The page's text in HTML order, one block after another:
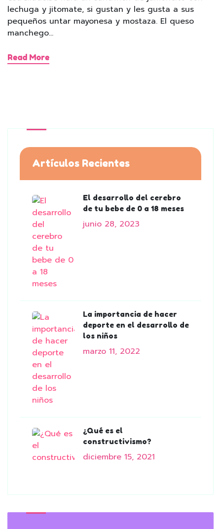
lechuga y jitomate, si gustan y les gusta a sus
pequeños untar mayonesa y mostaza. El queso
manchego…
Read More
Artículos Recientes
El desarrollo del cerebro
de tu bebe de 0 a 18 meses
junio 28, 2023
La importancia de hacer
deporte en el desarrollo de
los niños
marzo 11, 2022
¿Qué es el
constructivismo?
diciembre 15, 2021